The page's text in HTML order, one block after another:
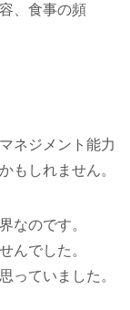
、食事の頻
ネジメント能力
もしれません。
なのです。
んでした。
っていました。